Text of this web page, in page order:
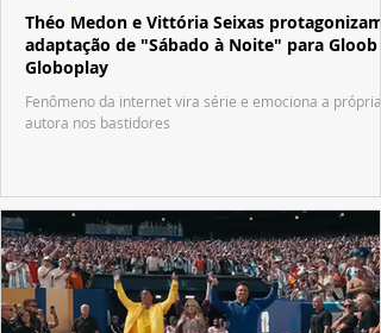
Théo Medon e Vittória Seixas protagonizam
adaptação de "Sábado à Noite" para Gloob e
Globoplay
Fenômeno da internet vira série e emociona a própria
autora nos bastidores